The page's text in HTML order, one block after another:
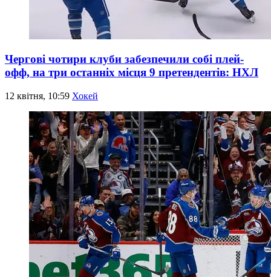
Чергові чотири клуби забезпечили собі плей-
офф, на три останніх місця 9 претендентів: НХЛ
12 квітня, 10:59 Хокей